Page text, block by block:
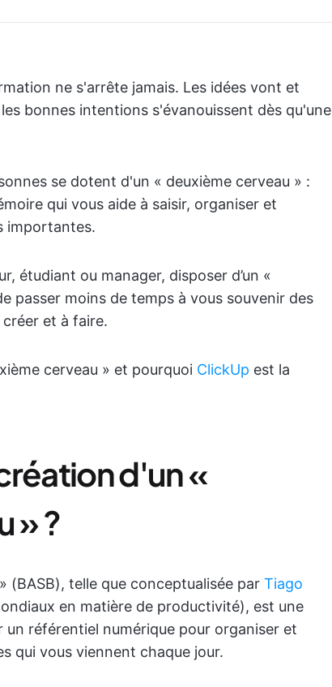
ne s'arrête jamais. Les idées vont et
bonnes intentions s'évanouissent dès qu'une
se dotent d'un « deuxième cerveau » :
qui vous aide à saisir, organiser et
importantes.
étudiant ou manager, disposer d’un «
passer moins de temps à vous souvenir des
et à faire.
cerveau » et pourquoi ClickUp est la
d'un «
» ?
(BASB), telle que conceptualisée par Tiago
en matière de productivité), est une
référentiel numérique pour organiser et
qui vous viennent chaque jour.